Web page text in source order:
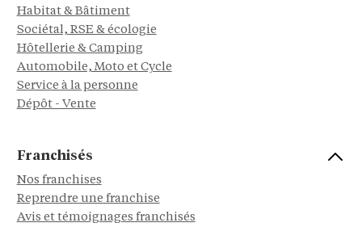
Habitat & Bâtiment
Sociétal, RSE & écologie
Hôtellerie & Camping
Automobile, Moto et Cycle
Service à la personne
Dépôt - Vente
Franchisés
Nos franchises
Reprendre une franchise
Avis et témoignages franchisés